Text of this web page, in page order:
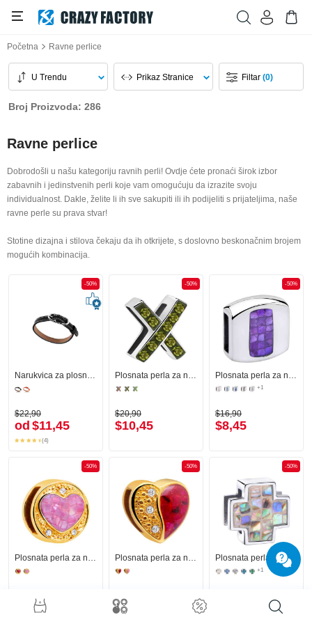
Početna Ravne perlice
U Trendu Prikaz Stranice Filtar(0)
Broj Proizvoda: 286
Ravne perlice
Dobrodošli u našu kategoriju ravnih perli! Ovdje ćete pronaći širok izbor
zabavnih i jedinstvenih perli koje vam omogućuju da izrazite svoju
individualnost. Dakle, želite li ih sve sakupiti ili ih podijeliti s prijateljima, naše
ravne perle su prava stvar!
Stotine dizajna i stilova čekaju da ih otkrijete, s doslovno beskonačnim brojem
mogućih kombinacija.
-50%
Narukvica za plosnate perle
$22,90
od $11,45
(4)
-50%
Plosnata perla za narukvice od plosnatih perli
$20,90
$10,45
-50%
Plosnata perla za narukvice od plosnatih perli s dizajnom imitacije školjke bisernice
+1
$16,90
$8,45
-50%
$11,95
-50%
$11,95
-50%
Plosnata perla za narukvice od plosnatih perli
+1